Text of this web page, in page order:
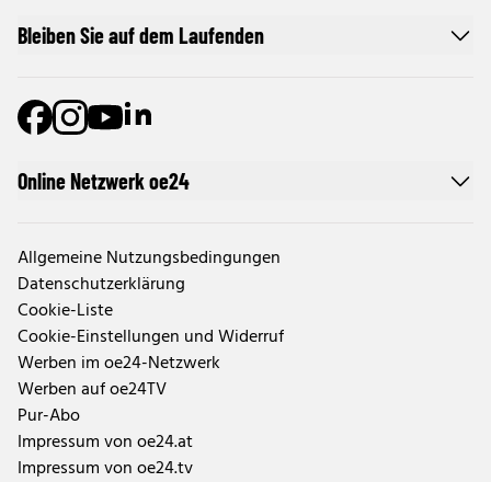
Online Netzwerk oe24
Allgemeine Nutzungsbedingungen
Datenschutzerklärung
Cookie-Liste
Cookie-Einstellungen und Widerruf
Werben im oe24-Netzwerk
Werben auf oe24TV
Pur-Abo
Impressum von oe24.at
Impressum von oe24.tv
Bleiben Sie auf dem Laufenden